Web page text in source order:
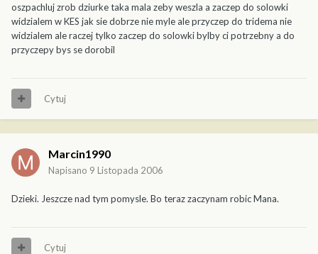
oszpachluj zrob dziurke taka mala zeby weszla a zaczep do solowki
widzialem w KES jak sie dobrze nie myle ale przyczep do tridema nie
widzialem ale raczej tylko zaczep do solowki bylby ci potrzebny a do
przyczepy bys se dorobil
Cytuj
Marcin1990
Napisano 9 Listopada 2006
Dzieki. Jeszcze nad tym pomysle. Bo teraz zaczynam robic Mana.
Cytuj